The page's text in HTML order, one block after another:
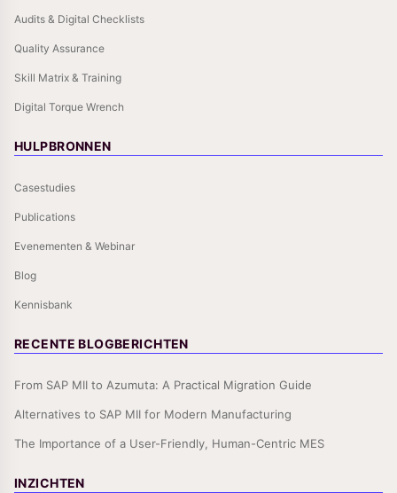
Audits & Digital Checklists
Quality Assurance
Skill Matrix & Training
Digital Torque Wrench
HULPBRONNEN
Casestudies
Publications
Evenementen & Webinar
Blog
Kennisbank
RECENTE BLOGBERICHTEN
From SAP MII to Azumuta: A Practical Migration Guide
Alternatives to SAP MII for Modern Manufacturing
The Importance of a User-Friendly, Human-Centric MES
INZICHTEN